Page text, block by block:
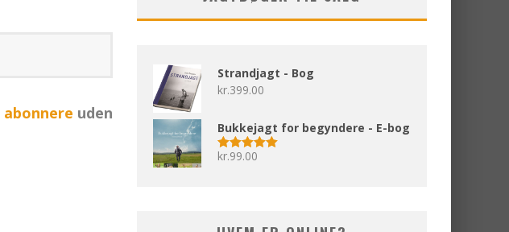
abonnere uden
Strandjagt - Bog
kr.399.00
Bukkejagt for begyndere - E-bog
Vurderet
kr.99.00